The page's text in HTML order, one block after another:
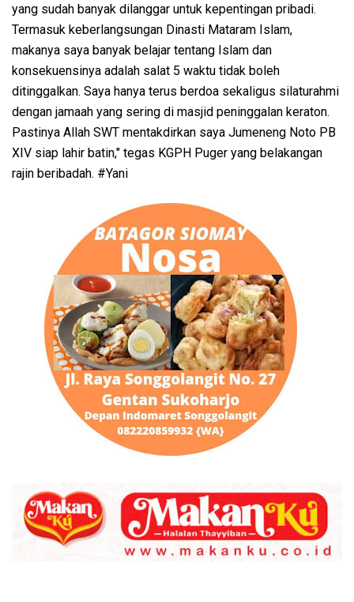
yang sudah banyak dilanggar untuk kepentingan pribadi.
Termasuk keberlangsungan Dinasti Mataram Islam,
makanya saya banyak belajar tentang Islam dan
konsekuensinya adalah salat 5 waktu tidak boleh
ditinggalkan. Saya hanya terus berdoa sekaligus silaturahmi
dengan jamaah yang sering di masjid peninggalan keraton.
Pastinya Allah SWT mentakdirkan saya Jumeneng Noto PB
XIV siap lahir batin," tegas KGPH Puger yang belakangan
rajin beribadah. #Yani